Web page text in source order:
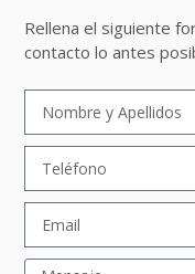
Rellena el siguiente
contacto lo antes